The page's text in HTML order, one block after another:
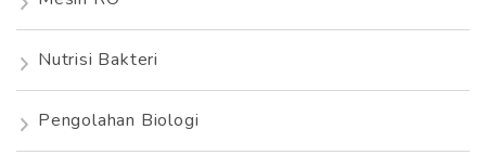
Nutrisi Bakteri
Pengolahan Biologi